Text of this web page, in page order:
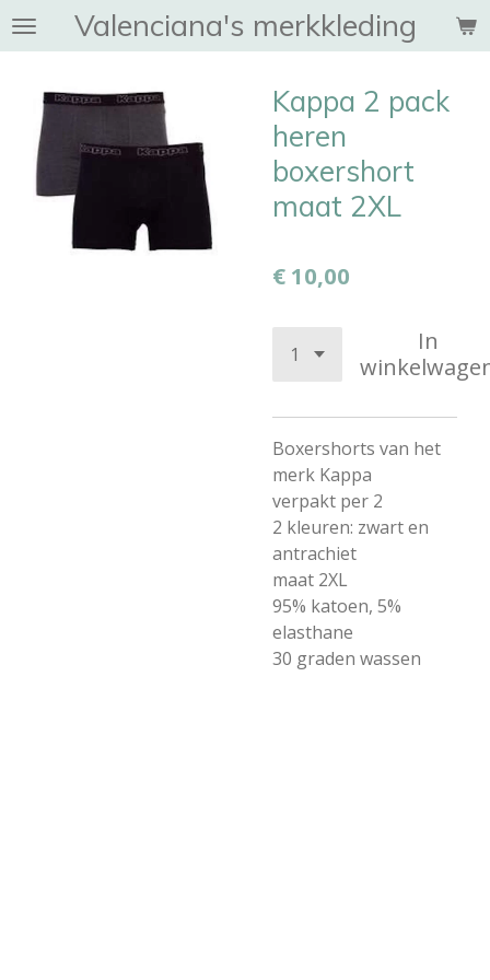
Ga
direct
hoofdinhoud
Valenciana's merkkleding
Kappa 2 pack
heren
boxershort
maat 2XL
€ 10,00
In
Boxershorts van het
merk Kappa
verpakt per 2
2 kleuren: zwart en
antrachiet
maat 2XL
95% katoen, 5%
elasthane
30 graden wassen